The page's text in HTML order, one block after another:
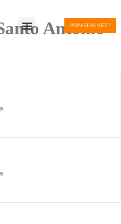
PRIMEIRA VEZ?
António